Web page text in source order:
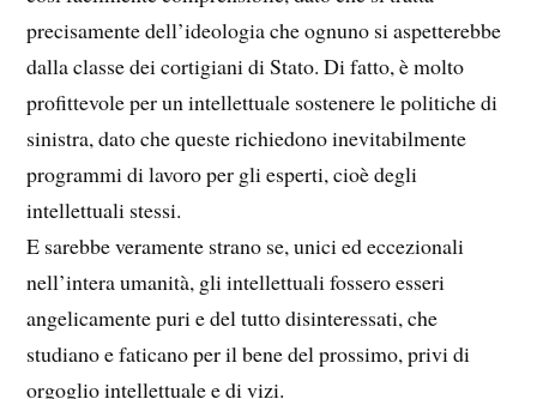
precisamente dell’ideologia che ognuno si aspetterebbe
dalla classe dei cortigiani di Stato. Di fatto, è molto
profittevole per un intellettuale sostenere le politiche di
sinistra, dato che queste richiedono inevitabilmente
programmi di lavoro per gli esperti, cioè degli
intellettuali stessi.
E sarebbe veramente strano se, unici ed eccezionali
nell’intera umanità, gli intellettuali fossero esseri
angelicamente puri e del tutto disinteressati, che
studiano e faticano per il bene del prossimo, privi di
orgoglio intellettuale e di vizi.